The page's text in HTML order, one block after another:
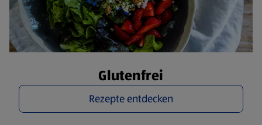
Glutenfrei
Rezepte entdecken